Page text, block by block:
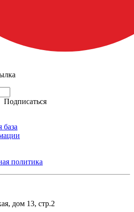
Подписаться
база
политика
дом 13, стр.2